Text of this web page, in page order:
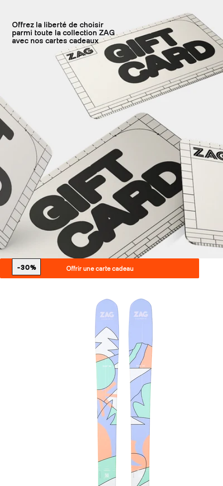
Offrez la liberté de choisir
parmi toute la collection ZAG
avec nos cartes cadeaux
Offrir une carte cadeau
-30%